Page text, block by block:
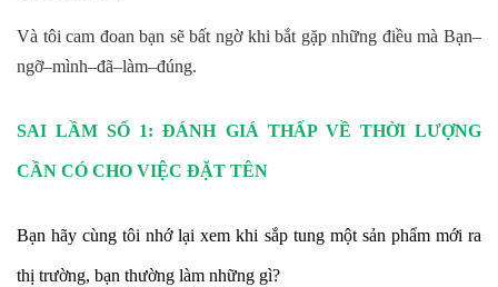
Và tôi cam đoan bạn sẽ bất ngờ khi bắt gặp những điều mà Bạn–
ngỡ–mình–đã–làm–đúng.
SAI LẦM SỐ 1: ĐÁNH GIÁ THẤP VỀ THỜI LƯỢNG
CẦN CÓ CHO VIỆC ĐẶT TÊN
Bạn hãy cùng tôi nhớ lại xem khi sắp tung một sản phẩm mới ra
thị trường, bạn thường làm những gì?